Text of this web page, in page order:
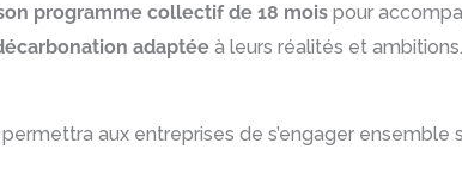
programme collectif de 18 mois pour
adaptée à leurs réalités et ambitions.
permettra aux entreprises de s’engager